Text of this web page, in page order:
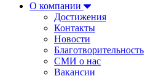
О компании
Достижения
Контакты
Новости
Благотворительность
СМИ о нас
Вакансии